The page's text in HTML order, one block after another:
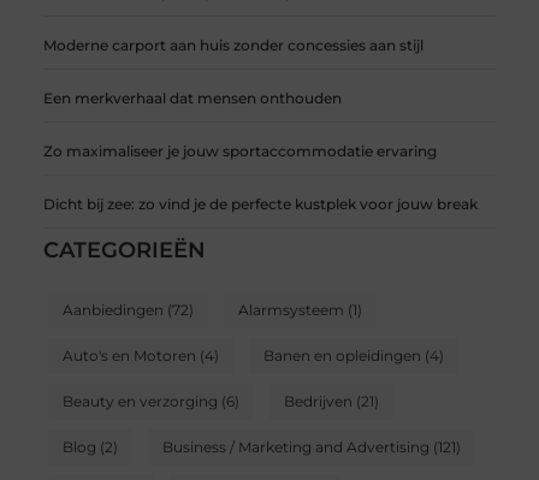
Moderne carport aan huis zonder concessies aan stijl
Een merkverhaal dat mensen onthouden
Zo maximaliseer je jouw sportaccommodatie ervaring
Dicht bij zee: zo vind je de perfecte kustplek voor jouw break
CATEGORIEËN
Aanbiedingen (72) Alarmsysteem (1)
Auto's en Motoren (4) Banen en opleidingen (4)
Beauty en verzorging (6) Bedrijven (21)
Blog (2) Business / Marketing and Advertising (121)